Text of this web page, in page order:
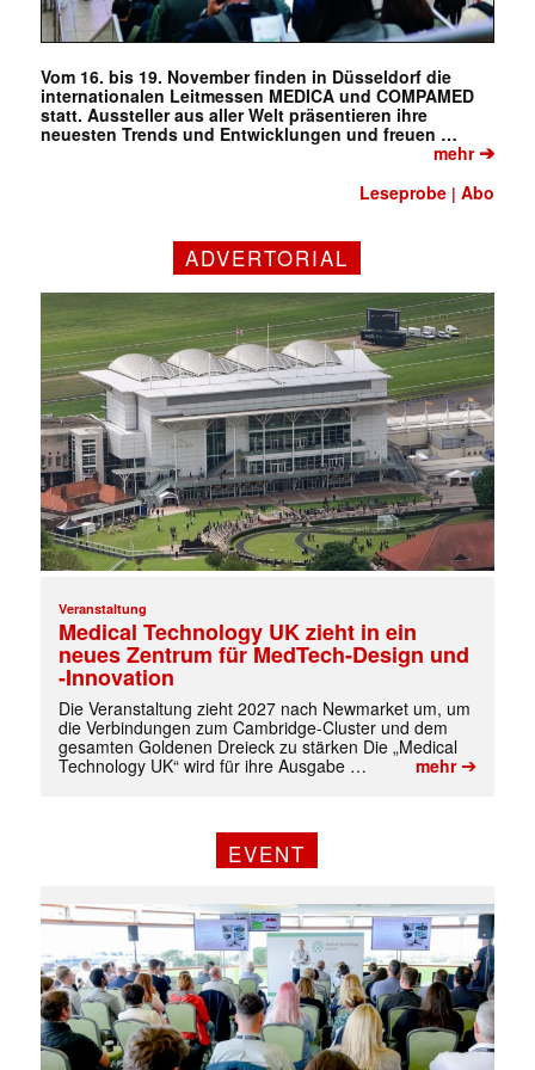
Mit dem |transkript-Newsletter
jede Woche aktuell informiert.
E-
Mail
(erforderlich)
Vom 16. bis 19. November finden in Düsseldorf die
internationalen Leitmessen MEDICA und COMPAMED
statt. Aussteller aus aller Welt präsentieren ihre
neuesten Trends und Entwicklungen und freuen …
mehr➔
Leseprobe |Abo
ADVERTORIAL
Veranstaltung
Medical Technology UK zieht in ein
neues Zentrum für MedTech-Design und
-Innovation
Die Veranstaltung zieht 2027 nach Newmarket um, um
die Verbindungen zum Cambridge-Cluster und dem
gesamten Goldenen Dreieck zu stärken Die „Medical
Technology UK“ wird für ihre Ausgabe …
mehr➔
EVENT